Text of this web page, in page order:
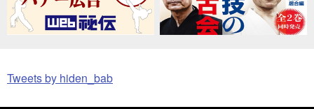
Tweets by hiden_bab